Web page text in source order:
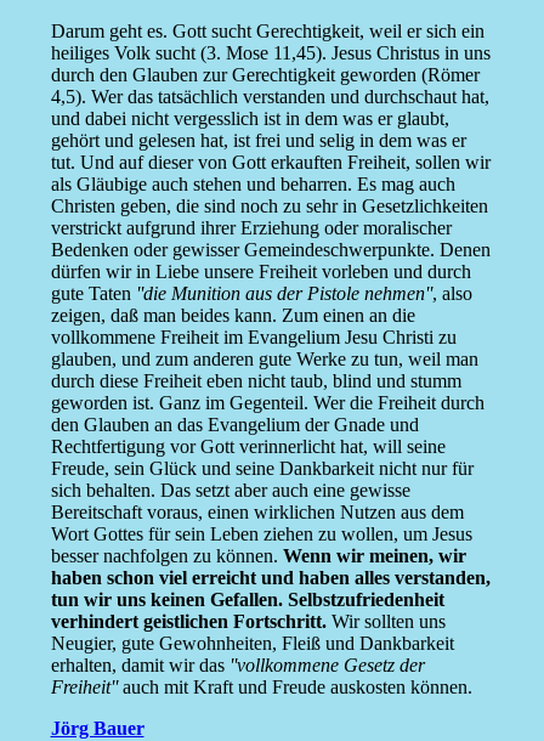
Darum geht es. Gott sucht Gerechtigkeit, weil er sich ein
heiliges Volk sucht (3. Mose 11,45). Jesus Christus in uns
durch den Glauben zur Gerechtigkeit geworden (Römer
4,5). Wer das tatsächlich verstanden und durchschaut hat,
und dabei nicht vergesslich ist in dem was er glaubt,
gehört und gelesen hat, ist frei und selig in dem was er
tut. Und auf dieser von Gott erkauften Freiheit, sollen wir
als Gläubige auch stehen und beharren. Es mag auch
Christen geben, die sind noch zu sehr in Gesetzlichkeiten
verstrickt aufgrund ihrer Erziehung oder moralischer
Bedenken oder gewisser Gemeindeschwerpunkte. Denen
dürfen wir in Liebe unsere Freiheit vorleben und durch
gute Taten ''die Munition aus der Pistole nehmen'', also
zeigen, daß man beides kann. Zum einen an die
vollkommene Freiheit im Evangelium Jesu Christi zu
glauben, und zum anderen gute Werke zu tun, weil man
durch diese Freiheit eben nicht taub, blind und stumm
geworden ist. Ganz im Gegenteil. Wer die Freiheit durch
den Glauben an das Evangelium der Gnade und
Rechtfertigung vor Gott verinnerlicht hat, will seine
Freude, sein Glück und seine Dankbarkeit nicht nur für
sich behalten. Das setzt aber auch eine gewisse
Bereitschaft voraus, einen wirklichen Nutzen aus dem
Wort Gottes für sein Leben ziehen zu wollen, um Jesus
besser nachfolgen zu können. Wenn wir meinen, wir
haben schon viel erreicht und haben alles verstanden,
tun wir uns keinen Gefallen. Selbstzufriedenheit
verhindert geistlichen Fortschritt.Wir sollten uns
Neugier, gute Gewohnheiten, Fleiß und Dankbarkeit
erhalten, damit wir das ''vollkommene Gesetz der
Freiheit''auch mit Kraft und Freude auskosten können.
Jörg Bauer